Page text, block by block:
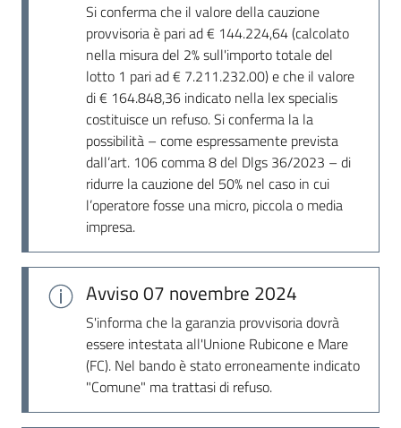
Si conferma che il valore della cauzione
provvisoria è pari ad € 144.224,64 (calcolato
nella misura del 2% sull'importo totale del
lotto 1 pari ad € 7.211.232.00) e che il valore
di € 164.848,36 indicato nella lex specialis
costituisce un refuso. Si conferma la la
possibilità – come espressamente prevista
dall’art. 106 comma 8 del Dlgs 36/2023 – di
ridurre la cauzione del 50% nel caso in cui
l’operatore fosse una micro, piccola o media
impresa.
Avviso07 novembre 2024
S'informa che la garanzia provvisoria dovrà
essere intestata all'Unione Rubicone e Mare
(FC). Nel bando è stato erroneamente indicato
"Comune" ma trattasi di refuso.